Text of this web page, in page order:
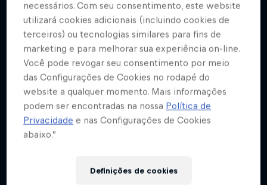
necessários. Com seu consentimento, este website
utilizará cookies adicionais (incluindo cookies de
terceiros) ou tecnologias similares para fins de
marketing e para melhorar sua experiência on-line.
Você pode revogar seu consentimento por meio
das Configurações de Cookies no rodapé do
website a qualquer momento. Mais informações
podem ser encontradas na nossa Política de
Privacidade e nas Configurações de Cookies
abaixo.”
Definições de cookies